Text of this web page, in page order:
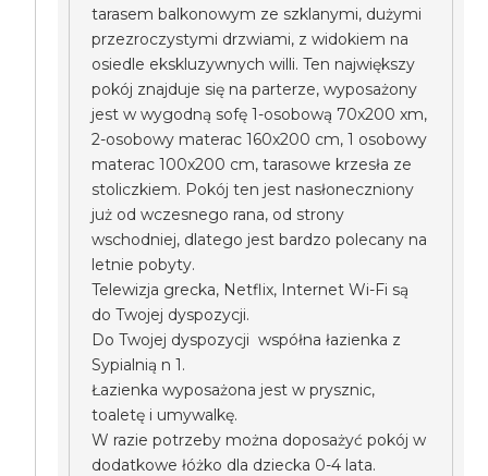
tarasem balkonowym ze szklanymi, dużymi
przezroczystymi drzwiami, z widokiem na
osiedle ekskluzywnych willi. Ten największy
pokój znajduje się na parterze, wyposażony
jest w wygodną sofę 1-osobową 70x200 xm,
2-osobowy materac 160x200 cm, 1 osobowy
materac 100x200 cm, tarasowe krzesła ze
stoliczkiem. Pokój ten jest nasłoneczniony
już od wczesnego rana, od strony
wschodniej, dlatego jest bardzo polecany na
letnie pobyty.
Telewizja grecka, Netflix, Internet Wi-Fi są
do Twojej dyspozycji.
Do Twojej dyspozycji współna łazienka z
Sypialnią n 1.
Łazienka wyposażona jest w prysznic,
toaletę i umywalkę.
W razie potrzeby można doposażyć pokój w
dodatkowe łóżko dla dziecka 0-4 lata.